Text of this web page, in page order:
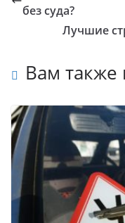
без суда?
Лучшие
Вам также